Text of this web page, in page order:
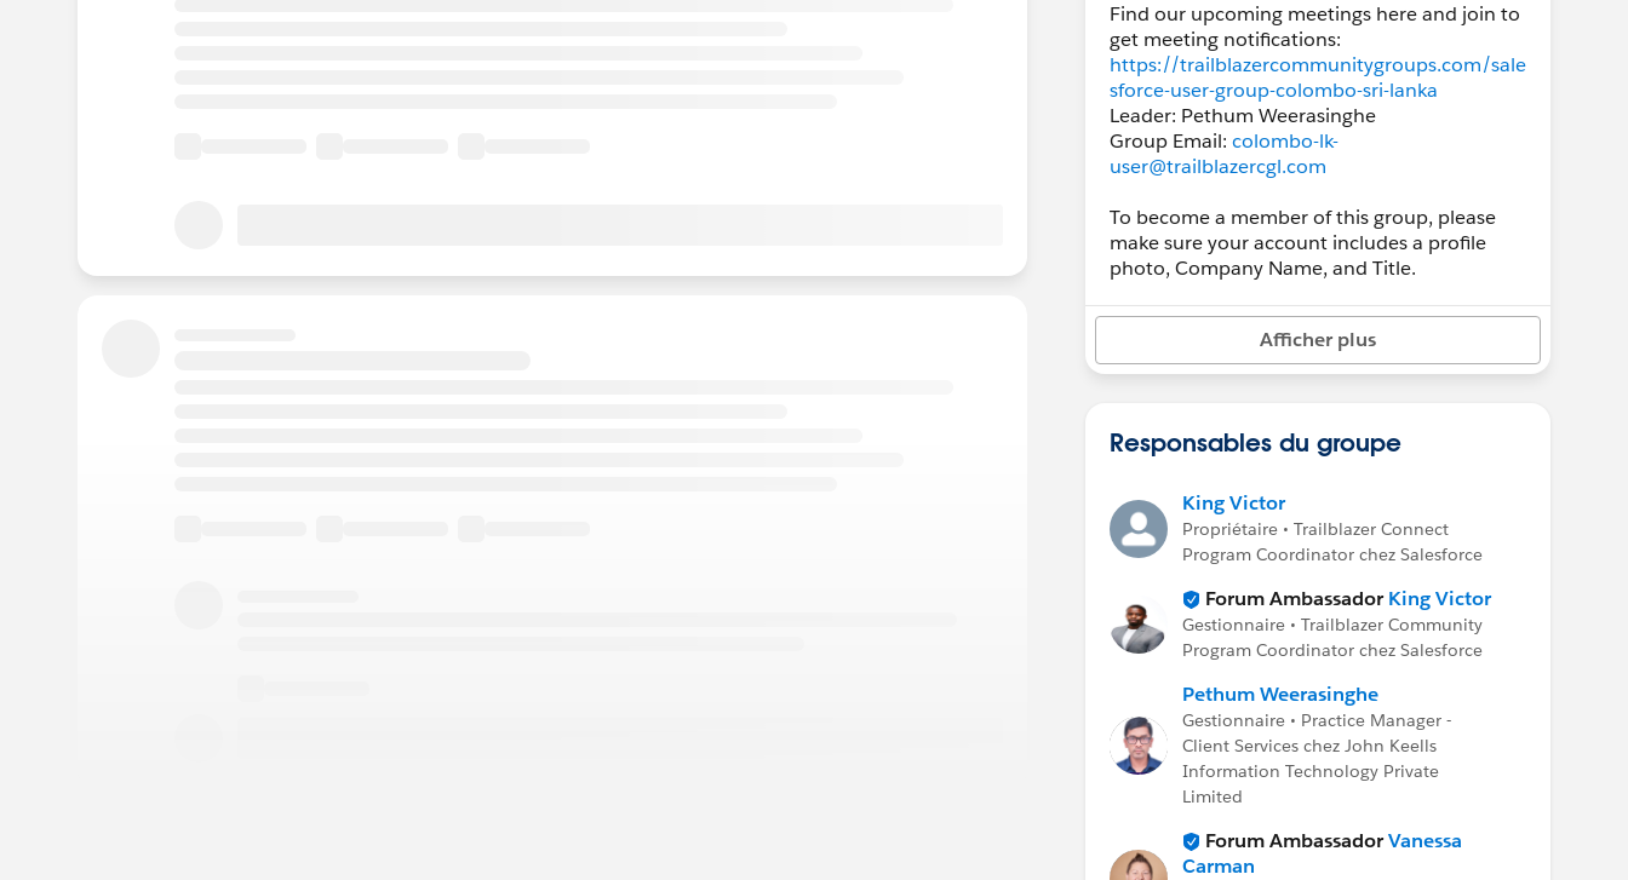
Find our upcoming meetings here and join to
get meeting notifications:
https://trailblazercommunitygroups.com/sale
sforce-user-group-colombo-sri-lanka
Leader: Pethum Weerasinghe
Group Email: colombo-lk-
user@trailblazercgl.com
To become a member of this group, please
make sure your account includes a profile
photo, Company Name, and Title.
Afficher plus
Responsables du groupe
King Victor
Propriétaire • Trailblazer Connect
Program Coordinator chez Salesforce
Forum Ambassador King Victor
Gestionnaire • Trailblazer Community
Program Coordinator chez Salesforce
Pethum Weerasinghe
Gestionnaire • Practice Manager -
Client Services chez John Keells
Information Technology Private
Limited
Forum AmbassadorVanessa
Carman